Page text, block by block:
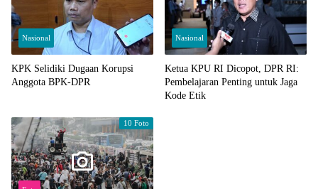
Nasional
KPK Selidiki Dugaan Korupsi
Anggota BPK-DPR
Nasional
Ketua KPU RI Dicopot, DPR RI:
Pembelajaran Penting untuk Jaga
Kode Etik
10 Foto